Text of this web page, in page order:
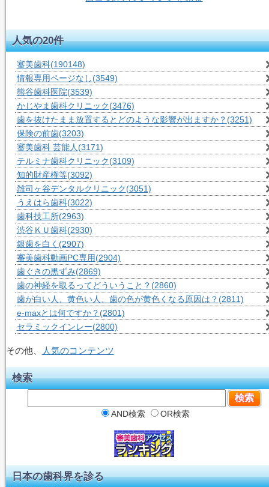
人気の20件
審美歯科(190148)
情報専用ページなし(3549)
熊谷歯科医院(3539)
かじやま歯科クリニック(3476)
歯を抜けたまま放置するとどのような影響が出ますか？ (3251)
保険の前歯(3203)
審美歯科 芸能人 (3171)
テルミナ歯科クリニック(3109)
知的財産権等(3092)
雑司ヶ谷デンタルクリニック(3051)
うえはら歯科(3022)
歯科技工所(2963)
渋谷ＫＵ歯科(2930)
銀歯を白く (2907)
審美歯科動画PC専用(2904)
歯ぐきの黒ずみ(2869)
歯の神経を取るってどういうこと？ (2860)
歯が白い人、黄色い人、歯の色が黄色くなる原因は？ (2811)
e-maxとは何ですか？ (2801)
セラミックインレー(2800)
その他、 人気のコンテンツ
検索
AND検索 OR検索
日本の歯科界を診る